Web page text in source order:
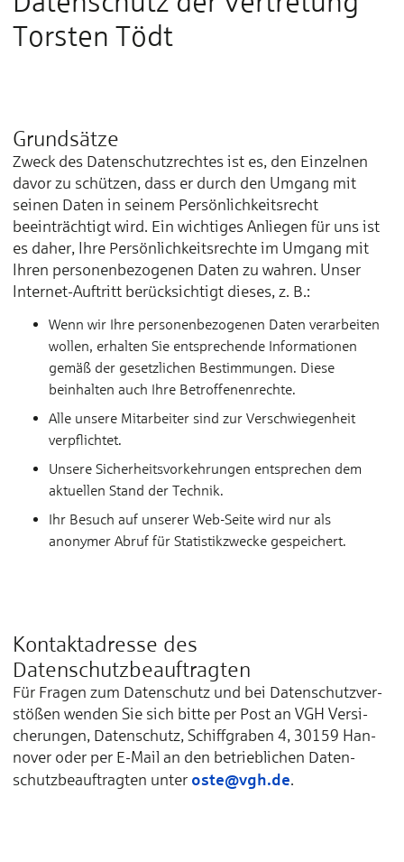
Torsten Tödt
Grundsätze
Zweck des Datenschutzrechtes ist es, den Einzelnen
davor zu schützen, dass er durch den Umgang mit
seinen Daten in seinem Persönlichkeitsrecht
beeinträchtigt wird. Ein wichtiges Anliegen für uns ist
es daher, Ihre Persönlichkeitsrechte im Umgang mit
Ihren personenbezogenen Daten zu wahren. Unser
Internet-Auftritt berücksichtigt dieses, z. B.:
Wenn wir Ihre personenbezogenen Daten verarbeiten
wollen, erhalten Sie entsprechende Informationen
gemäß der gesetzlichen Bestimmungen. Diese
beinhalten auch Ihre Betroffenenrechte.
Alle unsere Mitarbeiter sind zur Verschwiegenheit
verpflichtet.
Unsere Sicherheitsvorkehrungen entsprechen dem
aktuellen Stand der Technik.
Ihr Besuch auf unserer Web-Seite wird nur als
anonymer Abruf für Statistikzwecke gespeichert.
Kontaktadresse des
Datenschutzbeauftragten
Für Fra­gen zum Da­ten­schutz und bei Da­ten­schutz­ver­
stößen wen­den Sie sich bit­te per Post an VGH Ver­si­
che­run­gen, Da­ten­schutz, Schiff­gra­ben 4, 30159 Han­
no­ver oder per E-Mail an den be­trieb­li­chen Da­ten­
schutz­be­auf­trag­ten un­ter oste@vgh.de.